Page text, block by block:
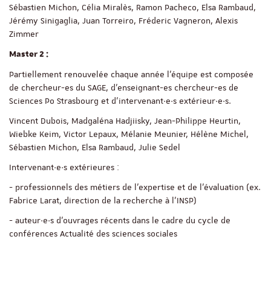
Sébastien Michon, Célia Miralès, Ramon Pacheco, Elsa Rambaud,
Jérémy Sinigaglia, Juan Torreiro, Fréderic Vagneron, Alexis
Zimmer
Master 2 :
Partiellement renouvelée chaque année l’équipe est composée
de chercheur-es du SAGE, d’enseignant-es chercheur-es de
Sciences Po Strasbourg et d’intervenant·e·s extérieur·e·s.
Vincent Dubois, Madgaléna Hadjiisky, Jean-Philippe Heurtin,
Wiebke Keim, Victor Lepaux, Mélanie Meunier, Hélène Michel,
Sébastien Michon, Elsa Rambaud, Julie Sedel
Intervenant·e·s extérieures :
- professionnels des métiers de l’expertise et de l’évaluation (ex.
Fabrice Larat, direction de la recherche à l’INSP)
- auteur·e·s d’ouvrages récents dans le cadre du cycle de
conférences Actualité des sciences sociales